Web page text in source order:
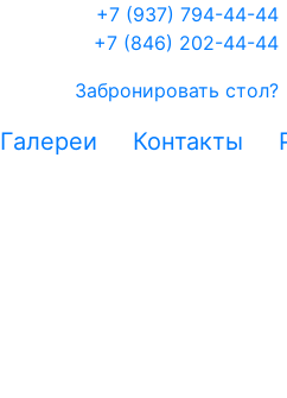
+7 (937) 794-44-44
+7 (846) 202-44-44
Забронировать стол?
Галереи Контакты